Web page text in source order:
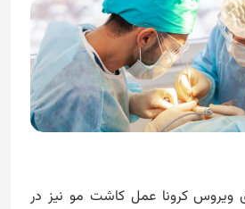
ویروس کرونا عمل کاشت مو نیز در